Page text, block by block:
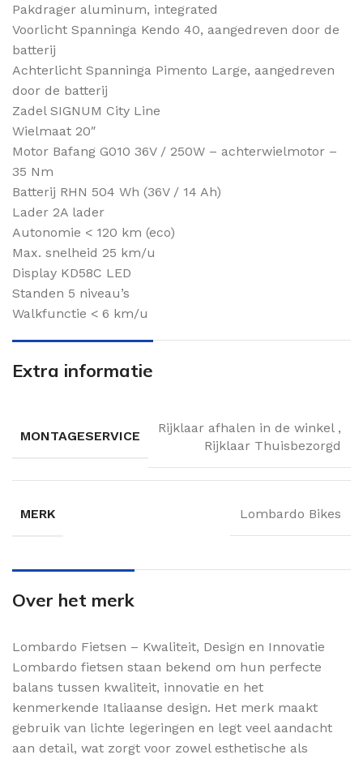
Pakdrager aluminum, integrated
Voorlicht Spanninga Kendo 40, aangedreven door de
batterij
Achterlicht Spanninga Pimento Large, aangedreven
door de batterij
Zadel SIGNUM City Line
Wielmaat 20″
Motor Bafang G010 36V / 250W – achterwielmotor –
35 Nm
Batterij RHN 504 Wh (36V / 14 Ah)
Lader 2A lader
Autonomie < 120 km (eco)
Max. snelheid 25 km/u
Display KD58C LED
Standen 5 niveau’s
Walkfunctie < 6 km/u
Extra informatie
MONTAGESERVICE
Rijklaar afhalen in de winkel ,
Rijklaar Thuisbezorgd
MERK Lombardo Bikes
Over het merk
Lombardo Fietsen – Kwaliteit, Design en Innovatie
Lombardo fietsen staan bekend om hun perfecte
balans tussen kwaliteit, innovatie en het
kenmerkende Italiaanse design. Het merk maakt
gebruik van lichte legeringen en legt veel aandacht
aan detail, wat zorgt voor zowel esthetische als